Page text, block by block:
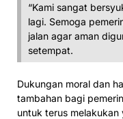
“Kami sangat
lagi. Semoga
jalan agar aman
setempat.
Dukungan moral dan
tambahan bagi
untuk terus